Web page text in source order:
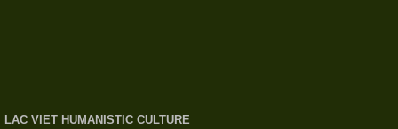
LAC VIET HUMANISTIC CULTURE